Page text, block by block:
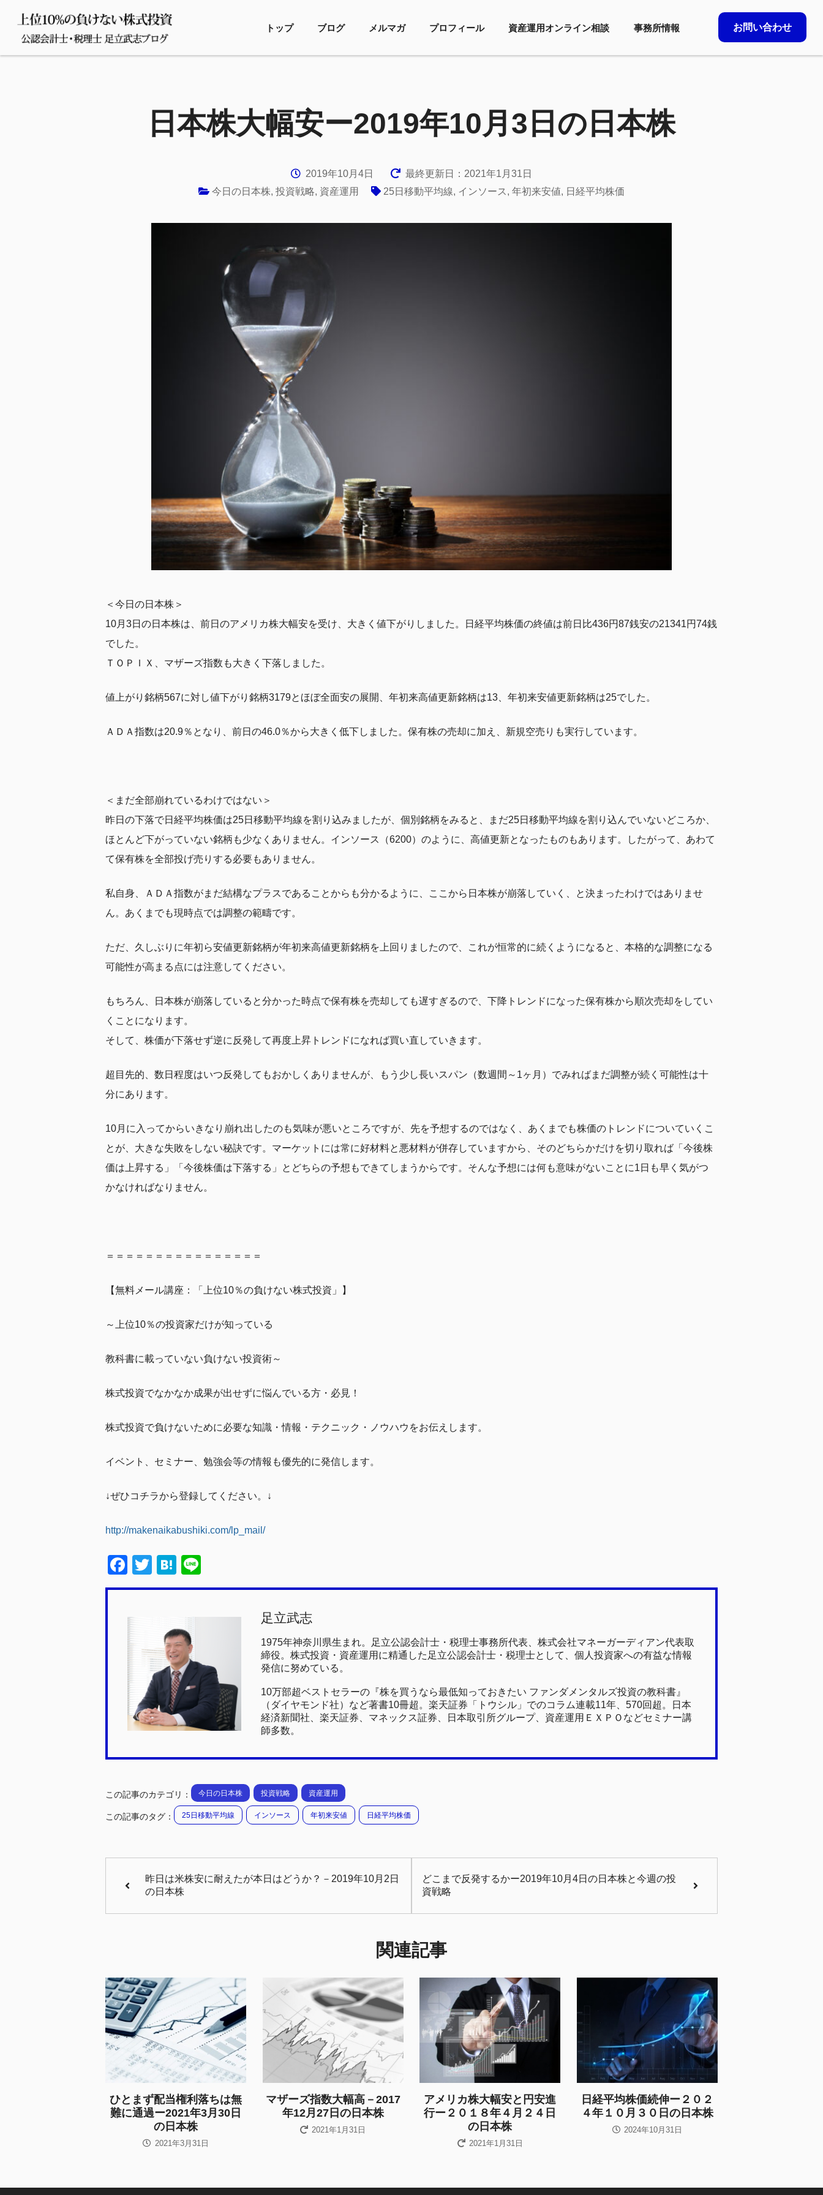
トップ ブログ メルマガ プロフィール 資産運用オンライン相談 事務所情報 お問い合わせ
日本株大幅安ー2019年10月3日の日本株
2019年10月4日
最終更新日：2021年1月31日
今日の日本株, 投資戦略, 資産運用 25日移動平均線, インソース , 年初来安値, 日経平均株価
＜今日の日本株＞
10月3日の日本株は、前日のアメリカ株大幅安を受け、大きく値下がりしました。日経平均株価の終値は前日比436円87銭安の21341円74銭
でした。
ＴＯＰＩＸ、マザーズ指数も大きく下落しました。
値上がり銘柄567に対し値下がり銘柄3179とほぼ全面安の展開、年初来高値更新銘柄は13、年初来安値更新銘柄は25でした。
ＡＤＡ指数は20.9％となり、前日の46.0％から大きく低下しました。保有株の売却に加え、新規空売りも実行しています。
＜まだ全部崩れているわけではない＞
昨日の下落で日経平均株価は25日移動平均線を割り込みましたが、個別銘柄をみると、まだ25日移動平均線を割り込んでいないどころか、
ほとんど下がっていない銘柄も少なくありません。インソース（6200）のように、高値更新となったものもあります。したがって、あわて
て保有株を全部投げ売りする必要もありません。
私自身、ＡＤＡ指数がまだ結構なプラスであることからも分かるように、ここから日本株が崩落していく、と決まったわけではありませ
ん。あくまでも現時点では調整の範疇です。
ただ、久しぶりに年初ら安値更新銘柄が年初来高値更新銘柄を上回りましたので、これが恒常的に続くようになると、本格的な調整になる
可能性が高まる点には注意してください。
もちろん、日本株が崩落していると分かった時点で保有株を売却しても遅すぎるので、下降トレンドになった保有株から順次売却をしてい
くことになります。
そして、株価が下落せず逆に反発して再度上昇トレンドになれば買い直していきます。
超目先的、数日程度はいつ反発してもおかしくありませんが、もう少し長いスパン（数週間～1ヶ月）でみればまだ調整が続く可能性は十
分にあります。
10月に入ってからいきなり崩れ出したのも気味が悪いところですが、先を予想するのではなく、あくまでも株価のトレンドについていくこ
とが、大きな失敗をしない秘訣です。マーケットには常に好材料と悪材料が併存していますから、そのどちらかだけを切り取れば「今後株
価は上昇する」「今後株価は下落する」とどちらの予想もできてしまうからです。そんな予想には何も意味がないことに1日も早く気がつ
かなければなりません。
＝＝＝＝＝＝＝＝＝＝＝＝＝＝＝＝
【無料メール講座：「上位10％の負けない株式投資」】
～上位10％の投資家だけが知っている
教科書に載っていない負けない投資術～
株式投資でなかなか成果が出せずに悩んでいる方・必見！
株式投資で負けないために必要な知識・情報・テクニック・ノウハウをお伝えします。
イベント、セミナー、勉強会等の情報も優先的に発信します。
↓ぜひコチラから登録してください。↓
http://makenaikabushiki.com/lp_mail/
F
a
e
b
o
o
k
T
wi
H
at
n
a
n
足立武志
1975年神奈川県生まれ。足立公認会計士・税理士事務所代表、株式会社マネーガーディアン代表取
締役。株式投資・資産運用に精通した足立公認会計士・税理士として、個人投資家への有益な情報
発信に努めている。
10万部超ベストセラーの『株を買うなら最低知っておきたい ファンダメンタルズ投資の教科書』
（ダイヤモンド社）など著書10冊超。楽天証券「トウシル」でのコラム連載11年、570回超。日本
経済新聞社、楽天証券、マネックス証券、日本取引所グループ、資産運用ＥＸＰＯなどセミナー講
師多数。
この記事のカテゴリ： 今日の日本株 投資戦略 資産運用
この記事のタグ： 25日移動平均線 インソース 年初来安値 日経平均株価
昨日は米株安に耐えたが本日はどうか？－2019年10月2日
の日本株
どこまで反発するかー2019年10月4日の日本株と今週の投
資戦略
関連記事
ひとまず配当権利落ちは無
難に通過ー2021年3月30日
の日本株
2021年3月31日
マザーズ指数大幅高－2017
年12月27日の日本株
2021年1月31日
アメリカ株大幅安と円安進
行ー２０１８年４月２４日
の日本株
2021年1月31日
日経平均株価続伸ー２０２
４年１０月３０日の日本株
2024年10月31日